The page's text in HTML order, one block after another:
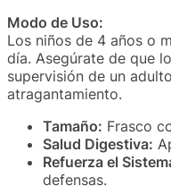
Modo de Uso:
Los niños de 4 años o
día. Asegúrate de que
supervisión de un
atragantamiento.
Tamaño: Frasco
Salud Digestiva:
Refuerza el
defensas.